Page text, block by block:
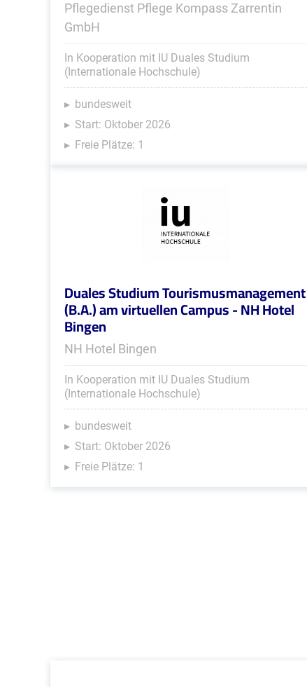
Pflegedienst Pflege Kompass Zarrentin
GmbH
In Kooperation mit IU Duales Studium
(Internationale Hochschule)
bundesweit
Start: Oktober 2026
Freie Plätze: 1
Duales Studium Tourismusmanagement
(B.A.) am virtuellen Campus - NH Hotel
Bingen
NH Hotel Bingen
In Kooperation mit IU Duales Studium
(Internationale Hochschule)
bundesweit
Start: Oktober 2026
Freie Plätze: 1